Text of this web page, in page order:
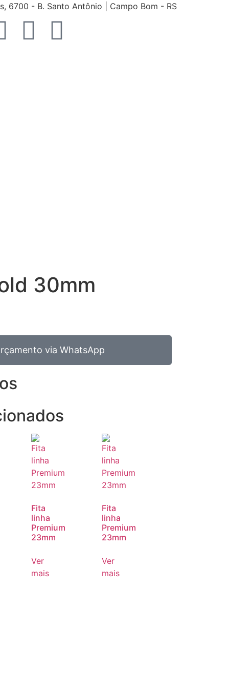
6700 - B. Santo Antônio | Campo Bom - RS
30mm
via WhatsApp
Fita
linha
Premium
23mm
Ver
mais
Fita
linha
Premium
23mm
Ver
mais